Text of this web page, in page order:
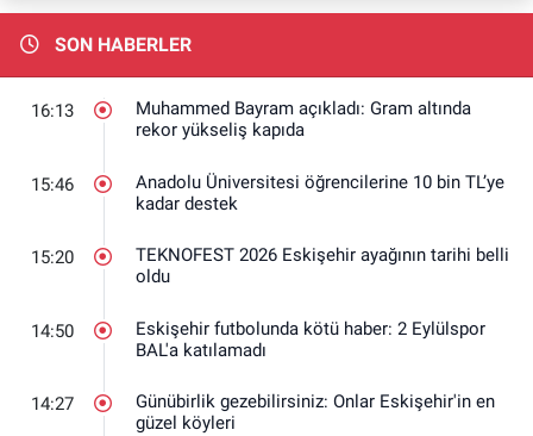
SON HABERLER
16:13
Muhammed Bayram açıkladı: Gram altında
rekor yükseliş kapıda
15:46
Anadolu Üniversitesi öğrencilerine 10 bin TL’ye
kadar destek
15:20
TEKNOFEST 2026 Eskişehir ayağının tarihi belli
oldu
14:50
Eskişehir futbolunda kötü haber: 2 Eylülspor
BAL'a katılamadı
14:27
Günübirlik gezebilirsiniz: Onlar Eskişehir'in en
güzel köyleri